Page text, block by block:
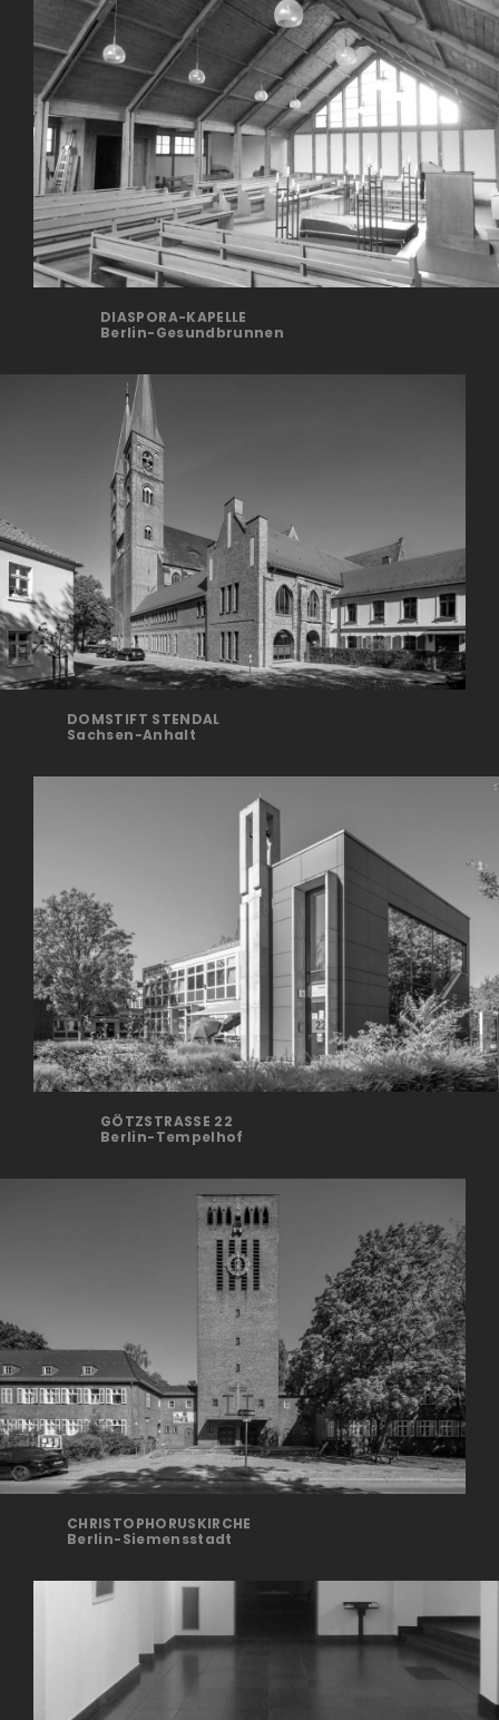
DIASPORA-KAPELLE
Berlin-Gesundbrunnen
DOMSTIFT STENDAL
Sachsen-Anhalt
GÖTZSTRASSE 22
Berlin-Tempelhof
CHRISTOPHORUSKIRCHE
Ber­lin-Sie­mens­stadt